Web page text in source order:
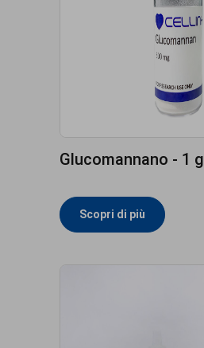
Glucomannano - 1 g
Scopri di più